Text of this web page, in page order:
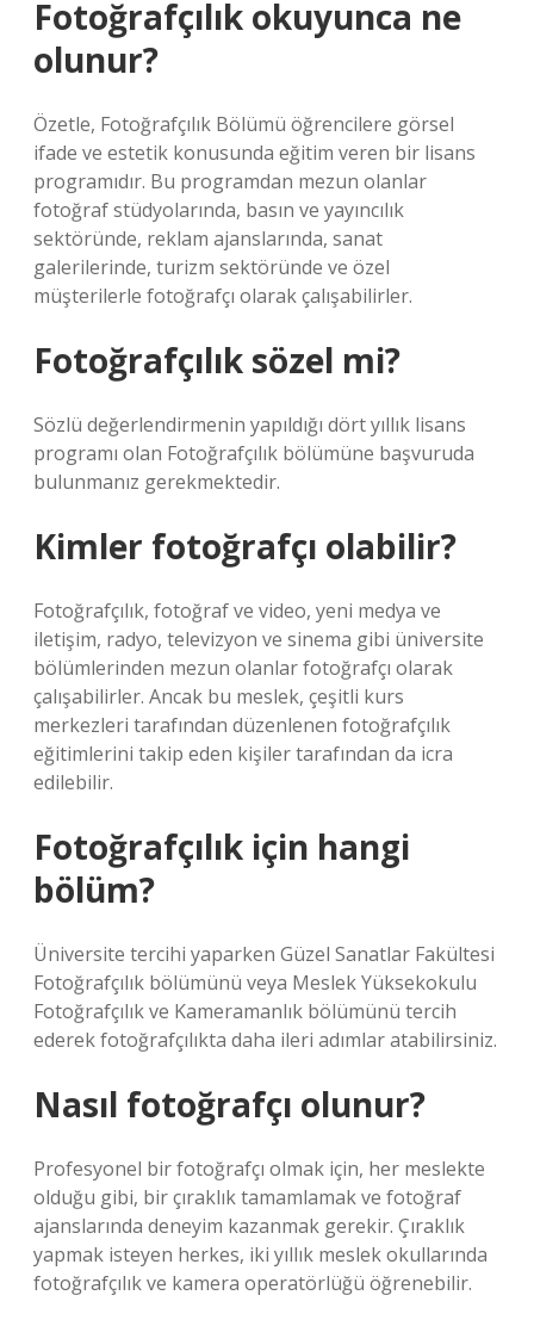
Fotoğrafçılık okuyunca ne
olunur?
Özetle, Fotoğrafçılık Bölümü öğrencilere görsel
ifade ve estetik konusunda eğitim veren bir lisans
programıdır. Bu programdan mezun olanlar
fotoğraf stüdyolarında, basın ve yayıncılık
sektöründe, reklam ajanslarında, sanat
galerilerinde, turizm sektöründe ve özel
müşterilerle fotoğrafçı olarak çalışabilirler.
Fotoğrafçılık sözel mi?
Sözlü değerlendirmenin yapıldığı dört yıllık lisans
programı olan Fotoğrafçılık bölümüne başvuruda
bulunmanız gerekmektedir.
Kimler fotoğrafçı olabilir?
Fotoğrafçılık, fotoğraf ve video, yeni medya ve
iletişim, radyo, televizyon ve sinema gibi üniversite
bölümlerinden mezun olanlar fotoğrafçı olarak
çalışabilirler. Ancak bu meslek, çeşitli kurs
merkezleri tarafından düzenlenen fotoğrafçılık
eğitimlerini takip eden kişiler tarafından da icra
edilebilir.
Fotoğrafçılık için hangi
bölüm?
Üniversite tercihi yaparken Güzel Sanatlar Fakültesi
Fotoğrafçılık bölümünü veya Meslek Yüksekokulu
Fotoğrafçılık ve Kameramanlık bölümünü tercih
ederek fotoğrafçılıkta daha ileri adımlar atabilirsiniz.
Nasıl fotoğrafçı olunur?
Profesyonel bir fotoğrafçı olmak için, her meslekte
olduğu gibi, bir çıraklık tamamlamak ve fotoğraf
ajanslarında deneyim kazanmak gerekir. Çıraklık
yapmak isteyen herkes, iki yıllık meslek okullarında
fotoğrafçılık ve kamera operatörlüğü öğrenebilir.